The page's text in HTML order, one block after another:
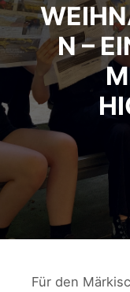
N –
Für den